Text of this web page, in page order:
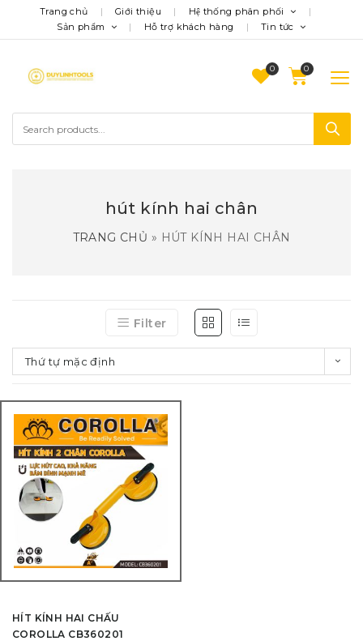
Trang chủ Giới thiệu
Hệ thống phân phối
Sản phẩm
Hỗ trợ khách hàng Tin tức
0
hút kính hai chân
TRANG CHỦ » HÚT KÍNH HAI CHÂN
Filter
Thứ tự mặc định
HÍT KÍNH HAI CHẤU
COROLLA CB360201